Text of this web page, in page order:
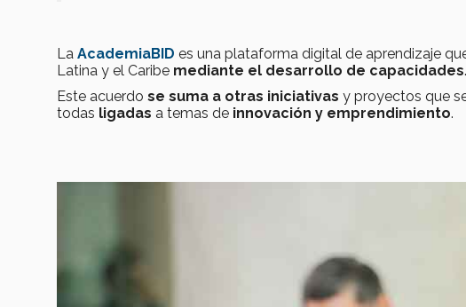
La AcademiaBID es una plataforma digital de aprendizaje
Latina y el Caribe mediante el desarrollo de capacidades.
Este acuerdo se suma a otras iniciativas y proyectos que
todas ligadas a temas de innovación y emprendimiento.